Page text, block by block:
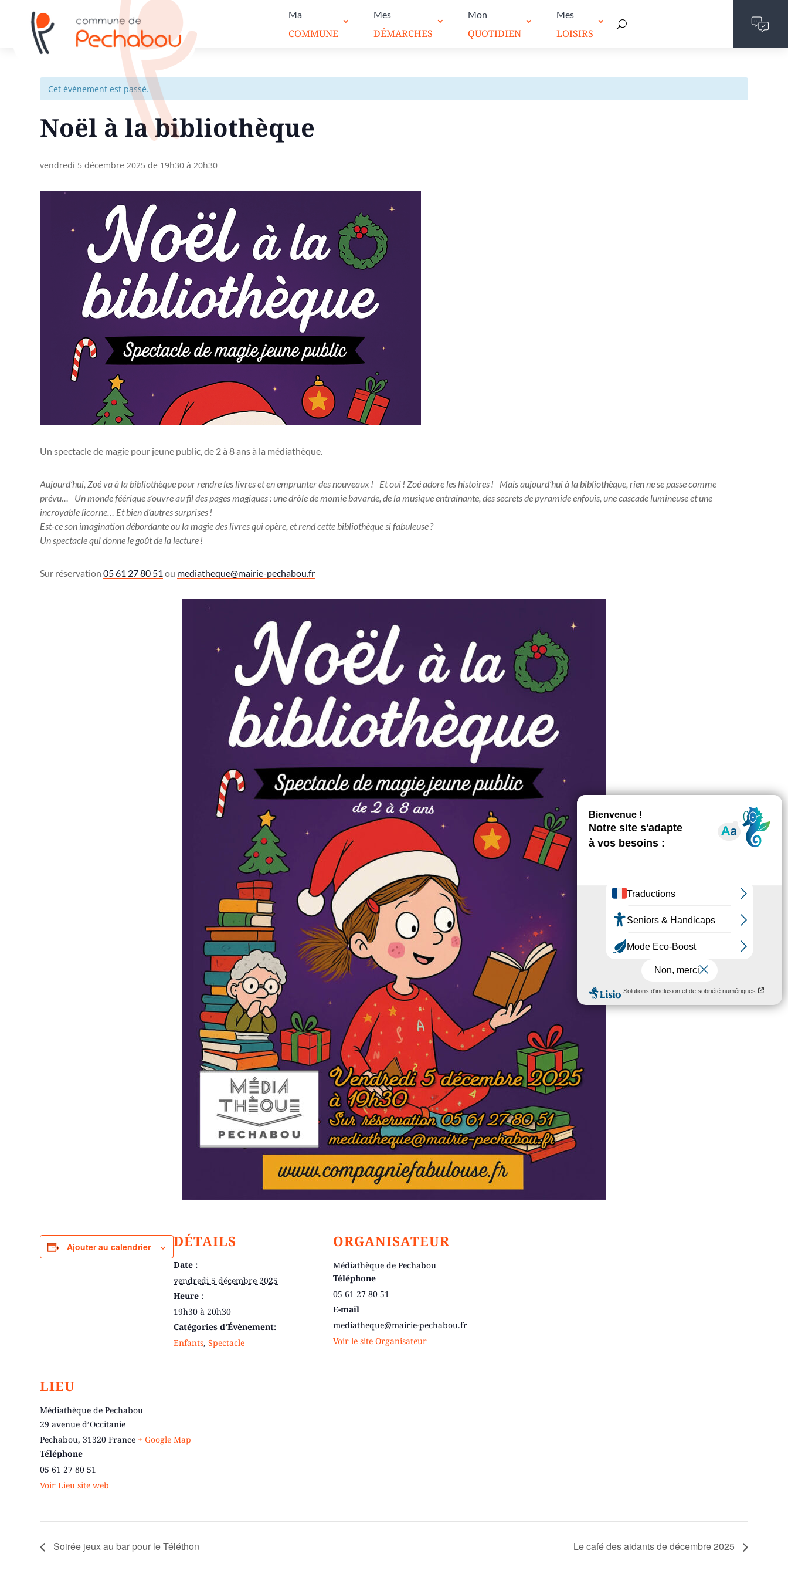
Ma
COMMUNE
Mes
DÉMARCHES
Mon
QUOTIDIEN
Mes
LOISIRS
Cet évènement est passé.
Noël à la bibliothèque
vendredi 5 décembre 2025 de 19h30 à 20h30
Un spectacle de magie pour jeune public, de 2 à 8 ans à la médiathèque.
Aujourd’hui, Zoé va à la bibliothèque pour rendre les livres et en emprunter des nouveaux ! Et oui ! Zoé adore les histoires ! Mais aujourd’hui à la bibliothèque, rien ne se passe comme
prévu… Un monde féérique s’ouvre au fil des pages magiques : une drôle de momie bavarde, de la musique entrainante, des secrets de pyramide enfouis, une cascade lumineuse et une
incroyable licorne… Et bien d’autres surprises !
Est-ce son imagination débordante ou la magie des livres qui opère, et rend cette bibliothèque si fabuleuse ?
Un spectacle qui donne le goût de la lecture !
Sur réservation 05 61 27 80 51 ou mediatheque@mairie-pechabou.fr
Ajouter au calendrier DÉTAILS
Date :
vendredi 5 décembre 2025
Heure :
19h30 à 20h30
Catégories d’Évènement:
Enfants, Spectacle
ORGANISATEUR
Médiathèque de Pechabou
Téléphone
05 61 27 80 51
E-mail
mediatheque@mairie-pechabou.fr
Voir le site Organisateur
LIEU
Médiathèque de Pechabou
29 avenue d’Occitanie
Pechabou, 31320 France + Google Map
Téléphone
05 61 27 80 51
Voir Lieu site web
Soirée jeux au bar pour le Téléthon Le café des aidants de décembre 2025